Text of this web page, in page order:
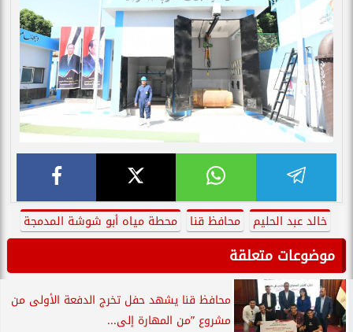
خالد عبد الحليم محافظ قنا محطة مياه أبو شوشة المدمجة
موضوعات متعلقة
محافظ قنا يشهد حفل تخرج الدفعة الأولى من
مشروع ”من المهارة إلى...